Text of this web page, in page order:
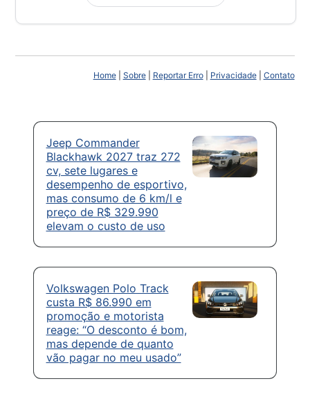
Home| Sobre| Reportar Erro| Privacidade| Contato
Jeep Commander
Blackhawk 2027 traz 272
cv, sete lugares e
desempenho de esportivo,
mas consumo de 6 km/l e
preço de R$ 329.990
elevam o custo de uso
Volkswagen Polo Track
custa R$ 86.990 em
promoção e motorista
reage: “O desconto é bom,
mas depende de quanto
vão pagar no meu usado”